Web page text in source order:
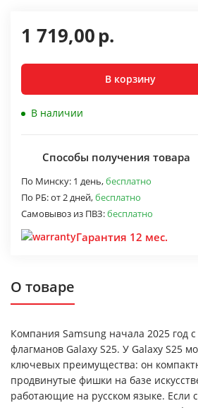
1 719,00р.
В корзину
В наличии
Способы получения товара
По Минску: 1 день,бесплатно
По РБ:от 2 дней,бесплатно
Самовывоз из ПВЗ:бесплатно
Гарантия 12 мес.
О товаре
Компания Samsung начала 2025 год
флагманов Galaxy S25. У Galaxy S25
ключевых преимущества: он
продвинутые фишки на базе
работающие на русском языке. Если